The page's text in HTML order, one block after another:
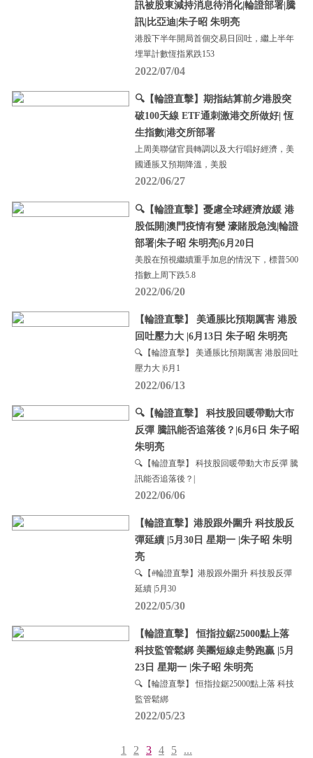
訊被股東減持消息待消化|輪證部署|騰
訊|比亞迪|朱子昭 朱明亮
港股下半年開局首個交易日回吐，繼上半年
埋單計數恆指累跌153
2022/07/04
🔍【輪證直擊】期指結算前夕港股突
破100天線 ETF通刺激港交所做好| 恆
生指數|港交所部署
上周美聯儲官員轉調以及大行唱好經濟，美
國通脹又預期降溫，美股
2022/06/27
🔍【輪證直擊】憂慮全球經濟放緩 港
股低開|澳門疫情有變 濠賭股急洩|輪證
部署|朱子昭 朱明亮|6月20日
美股在預視繼續重手加息的情況下，標普500
指數上周下跌5.8
2022/06/20
【輪證直擊】 美通脹比預期厲害 港股
回吐壓力大 |6月13日 朱子昭 朱明亮
🔍【輪證直擊】 美通脹比預期厲害 港股回吐
壓力大 |6月1
2022/06/13
🔍【輪證直擊】 科技股回暖帶動大市
反彈 騰訊能否追落後？|6月6日 朱子昭
朱明亮
🔍【輪證直擊】 科技股回暖帶動大市反彈 騰
訊能否追落後？|
2022/06/06
【輪證直擊】港股跟外圍升 科技股反
彈延續 |5月30日 星期一 |朱子昭 朱明
亮
🔍【#輪證直擊】港股跟外圍升 科技股反彈
延續 |5月30
2022/05/30
【輪證直擊】 恒指拉鋸25000點上落
科技監管鬆綁 美團短線走勢跑贏 |5月
23日 星期一 |朱子昭 朱明亮
🔍【輪證直擊】 恒指拉鋸25000點上落 科技
監管鬆綁
2022/05/23
1 2 3 4 5 ...